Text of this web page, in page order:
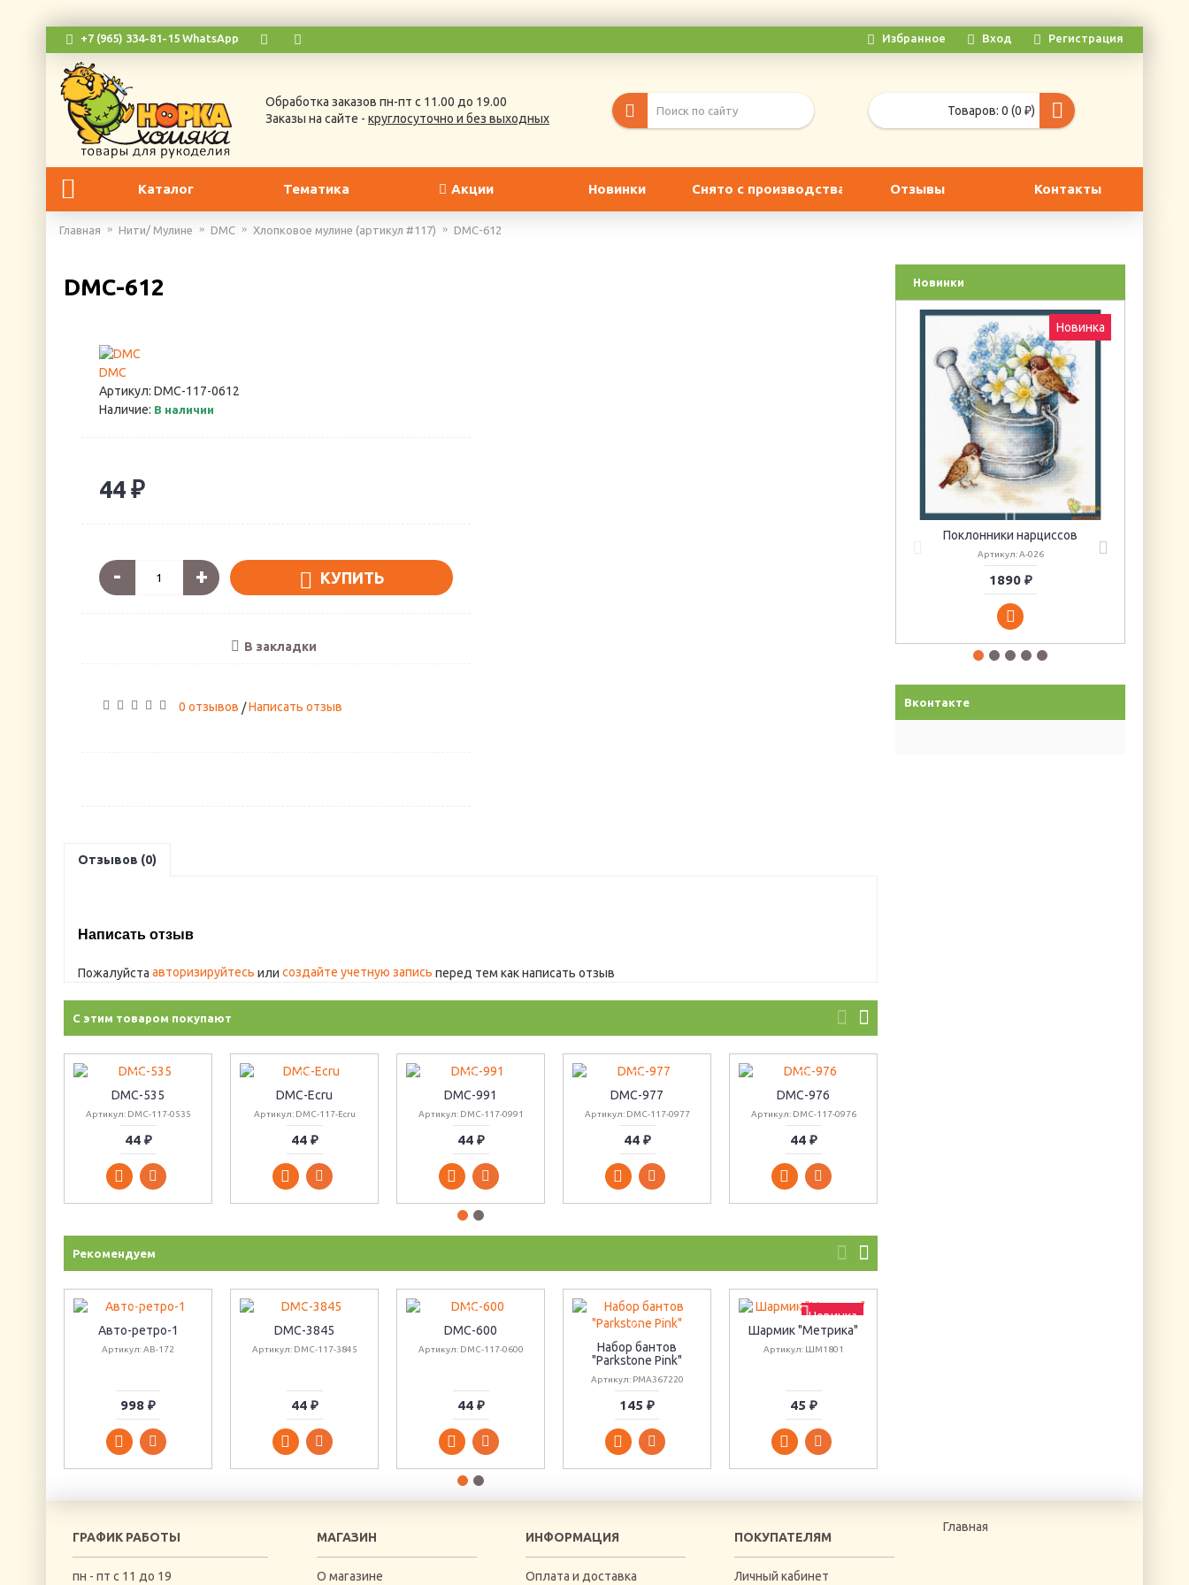
+7 (965) 334-81-15 WhatsApp Избранное Вход Регистрация
Обработка заказов пн-пт с 11.00 до 19.00
Заказы на сайте - круглосуточно и без выходных
Товаров: 0 (0 ₽)
Каталог Тематика Акции Новинки Снято с производства Отзывы Контакты
Главная Нити/ Мулине DMC Хлопковое мулине (артикул #117) DMC-612
Новинки
Новинка
Поклонники нарциссов
Артикул: А-026
1890 ₽
Вконтакте
DMC-612
DMC
Артикул: DMC-117-0612
Наличие: В наличии
44 ₽
- + КУПИТЬ
В закладки
0 отзывов /Написать отзыв
Отзывов (0)
Написать отзыв
Пожалуйста авторизируйтесь или создайте учетную запись перед тем как написать отзыв
С этим товаром покупают
DMC-535
Артикул: DMC-117-0535
44 ₽
DMC-Ecru
Артикул: DMC-117-Ecru
44 ₽
DMC-991
Артикул: DMC-117-0991
44 ₽
DMC-977
Артикул: DMC-117-0977
44 ₽
DMC-976
Артикул: DMC-117-0976
44 ₽
Рекомендуем
Авто-ретро-1
Артикул: AB-172
998 ₽
DMC-3845
Артикул: DMC-117-3845
44 ₽
DMC-600
Артикул: DMC-117-0600
44 ₽
Набор бантов
"Parkstone Pink"
Артикул: PMA367220
145 ₽
Новинка
Шармик "Метрика"
Артикул: ШМ1801
45 ₽
ГРАФИК РАБОТЫ
пн - пт с 11 до 19
МАГАЗИН
О магазине
ИНФОРМАЦИЯ
Оплата и доставка
ПОКУПАТЕЛЯМ
Личный кабинет
Главная